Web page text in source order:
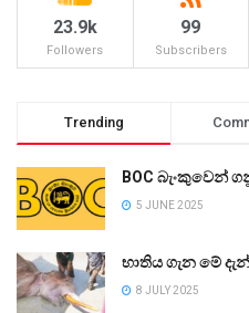
23.9k
Followers
99
Subscribers
Trending
BOC
5 JUNE 2025
භාතිය ගැන මේ
8 JULY 2025